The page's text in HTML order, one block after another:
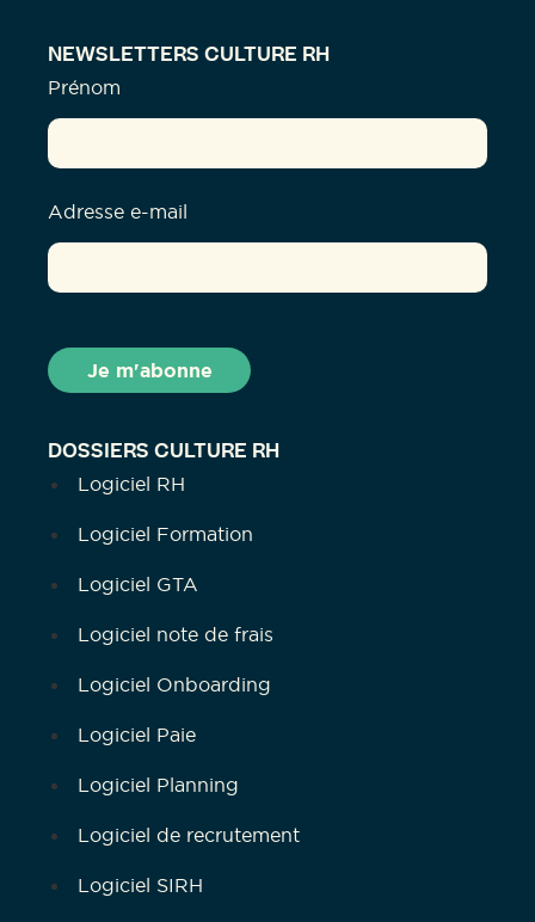
DOSSIERS CULTURE RH
Logiciel RH
Logiciel Formation
Logiciel GTA
Logiciel note de frais
Logiciel Onboarding
Logiciel Paie
Logiciel Planning
Logiciel de recrutement
Logiciel SIRH
NEWSLETTERS CULTURE RH
Prénom
Adresse e-mail